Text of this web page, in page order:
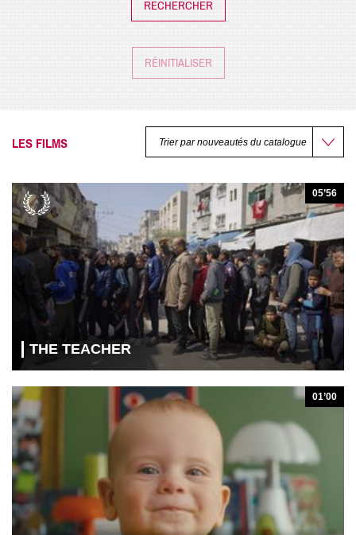
RÉINITIALISER
LES FILMS
THE TEACHER
05’56
01’00